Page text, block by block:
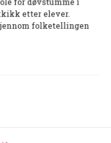
etter elever.
folketellingen
av Agders første skole